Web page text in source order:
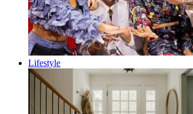
Lifestyle